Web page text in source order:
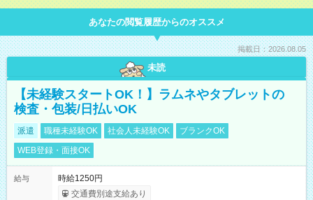
あなたの閲覧履歴からのオススメ
掲載日：2026.08.05
未読
【未経験スタートOK！】ラムネやタブレットの
検査・包装/日払いOK
派遣 職種未経験OK 社会人未経験OK
ブランクOK
WEB登録・面接OK
給与
時給1250円
交通費別途支給あり